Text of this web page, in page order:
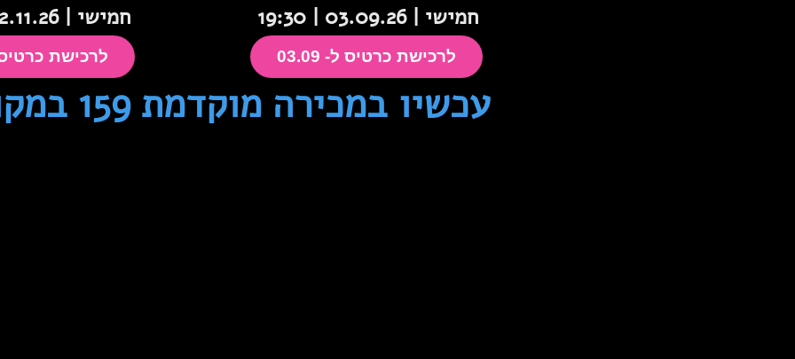
חמישי | 03.09.26 | 19:30
חמישי | 12.11.26 | 19:30
לרכישת כרטיס ל- לרכישת כרטיס ל- 03.09
עכשיו במכירה מוקדמת 159 במקום 189